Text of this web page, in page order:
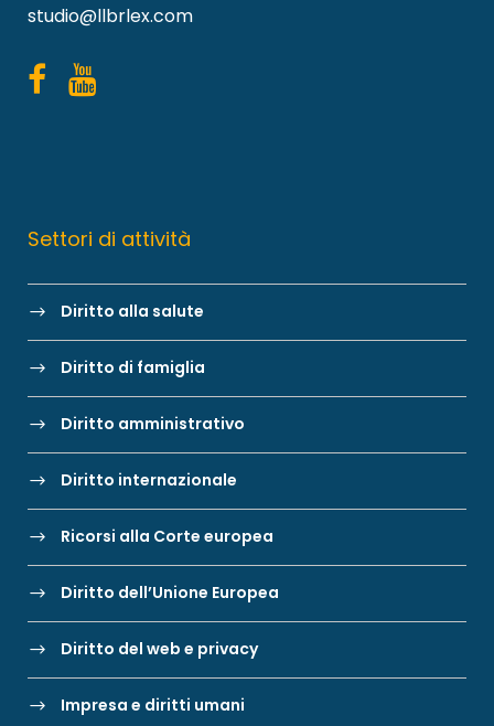
studio@llbrlex.com
Settori di attività
Diritto alla salute
Diritto di famiglia
Diritto amministrativo
Diritto internazionale
Ricorsi alla Corte europea
Diritto dell’Unione Europea
Diritto del web e privacy
Impresa e diritti umani